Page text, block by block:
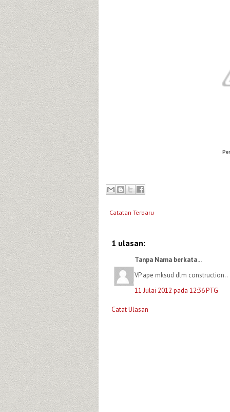
Catatan Terbaru
1 ulasan:
Tanpa Nama berkata...
VP ape mksud dlm construction..
11 Julai 2012 pada 12:36 PTG
Catat Ulasan